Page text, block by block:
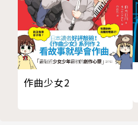
作曲少女2